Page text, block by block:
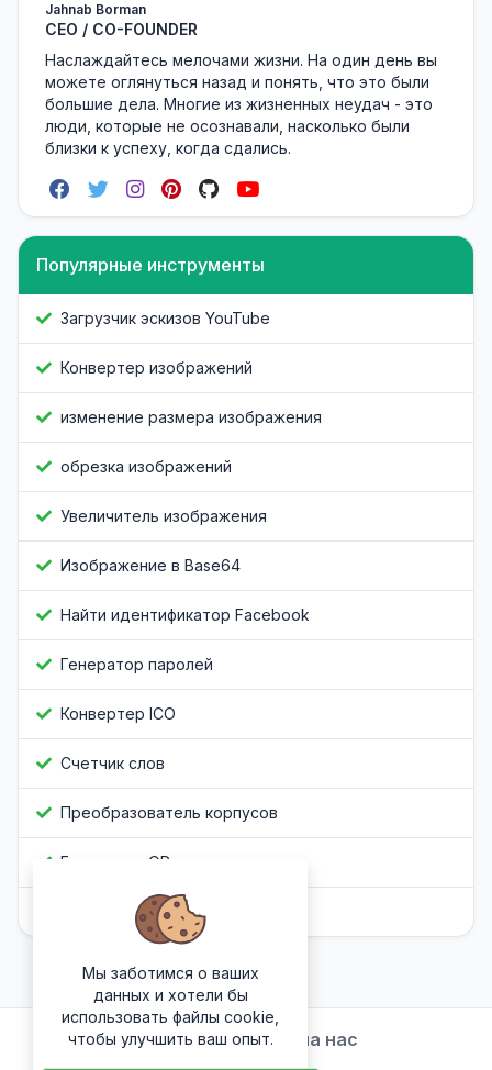
Jahnab Borman
CEO / CO-FOUNDER
Наслаждайтесь мелочами жизни. На один день вы
можете оглянуться назад и понять, что это были
большие дела. Многие из жизненных неудач - это
люди, которые не осознавали, насколько были
близки к успеху, когда сдались.
Популярные инструменты
Загрузчик эскизов YouTube
Конвертер изображений
изменение размера изображения
обрезка изображений
Увеличитель изображения
Изображение в Base64
Найти идентификатор Facebook
Генератор паролей
Конвертер ICO
Счетчик слов
Преобразователь корпусов
Генератор QR-кода
Обфускатор Javascript
Подписывайтесь на нас
Мы заботимся о ваших
данных и хотели бы
использовать файлы cookie,
чтобы улучшить ваш опыт.